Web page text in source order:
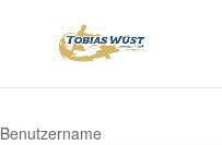
Benutzername